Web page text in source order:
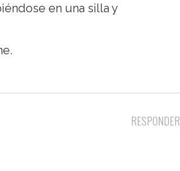
en una silla y
RESPONDER